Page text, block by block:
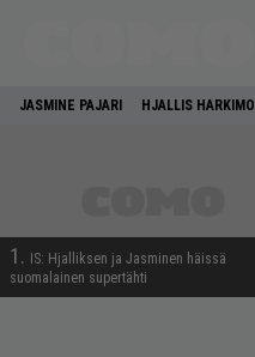
JASMINE PAJARI HJALLIS HARKIMO
1.
IS: Hjalliksen ja Jasminen häissä
suomalainen supertähti